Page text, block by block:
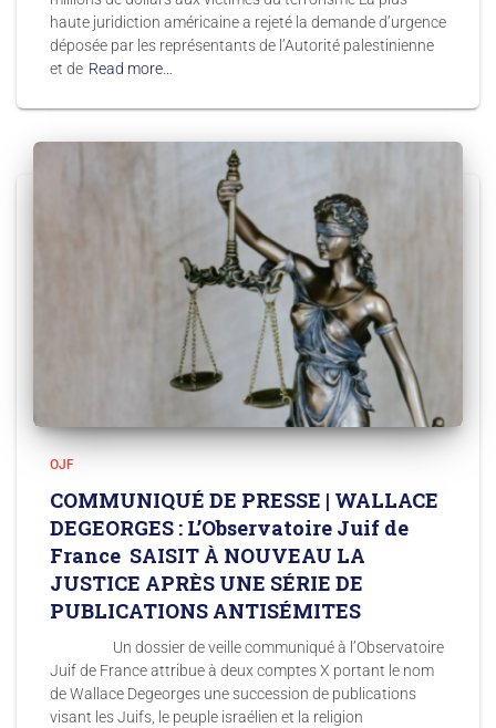
haute juridiction américaine a rejeté la demande d’urgence
déposée par les représentants de l’Autorité palestinienne
et de Read more…
OJF
COMMUNIQUÉ DE PRESSE | WALLACE
DEGEORGES : L’Observatoire Juif de
France SAISIT À NOUVEAU LA
JUSTICE APRÈS UNE SÉRIE DE
PUBLICATIONS ANTISÉMITES
Un dossier de veille communiqué à l’Observatoire
Juif de France attribue à deux comptes X portant le nom
de Wallace Degeorges une succession de publications
visant les Juifs, le peuple israélien et la religion